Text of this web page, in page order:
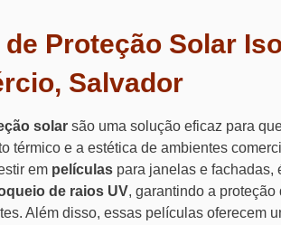
Proteção Solar
Salvador
solar são uma solução eficaz para
térmico e a estética de ambientes
em películas para janelas e fachadas,
de raios UV, garantindo a proteção
Além disso, essas películas oferecem